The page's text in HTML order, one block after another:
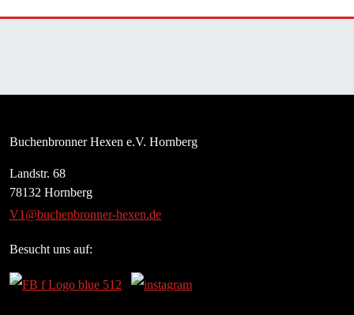
Buchenbronner Hexen e.V. Hornberg
Landstr. 68
78132 Hornberg
V1@buchenbronner-hexen.de
Besucht uns auf: